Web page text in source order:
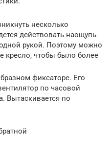
несколько
действовать наощупь
рукой. Поэтому можно
кресло, чтобы было более
фиксаторе. Его
по часовой
Вытаскивается по